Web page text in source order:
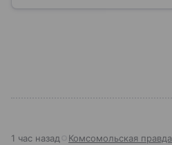
1 час назад Комсомольская правда